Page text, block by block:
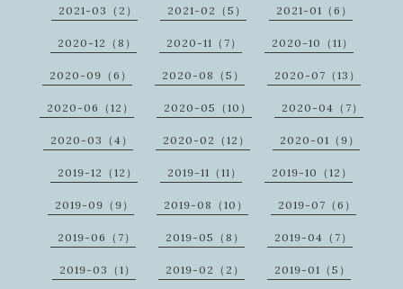
2021-03（2） 2021-02（5） 2021-01（6）
2020-12（8） 2020-11（7） 2020-10（11）
2020-09（6） 2020-08（5） 2020-07（13）
2020-06（12） 2020-05（10） 2020-04（7）
2020-03（4） 2020-02（12） 2020-01（9）
2019-12（12） 2019-11（11） 2019-10（12）
2019-09（9） 2019-08（10） 2019-07（6）
2019-06（7） 2019-05（8） 2019-04（7）
2019-03（1） 2019-02（2） 2019-01（5）